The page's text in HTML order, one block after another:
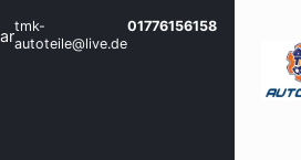
tmk-
autoteile@live.de
01776156158